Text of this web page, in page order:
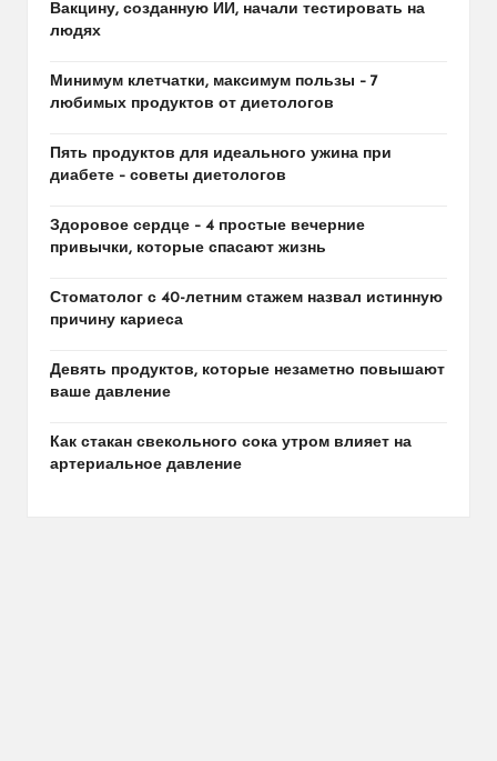
Вакцину, созданную ИИ, начали тестировать на
людях
Минимум клетчатки, максимум пользы – 7
любимых продуктов от диетологов
Пять продуктов для идеального ужина при
диабете – советы диетологов
Здоровое сердце – 4 простые вечерние
привычки, которые спасают жизнь
Стоматолог с 40-летним стажем назвал истинную
причину кариеса
Девять продуктов, которые незаметно повышают
ваше давление
Как стакан свекольного сока утром влияет на
артериальное давление